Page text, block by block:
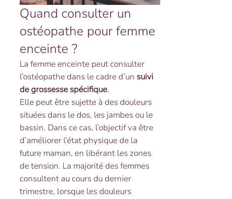
Quand consulter un
ostéopathe pour femme
enceinte ?
La femme enceinte peut consulter
l’ostéopathe dans le cadre d’un suivi
de grossesse spécifique.
Elle peut être sujette à des douleurs
situées dans le dos, les jambes ou le
bassin. Dans ce cas, l’objectif va être
d’améliorer l’état physique de la
future maman, en libérant les zones
de tension. La majorité des femmes
consultent au cours du dernier
trimestre, lorsque les douleurs